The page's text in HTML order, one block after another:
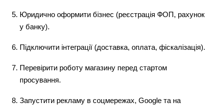
Юридично оформити бізнес (реєстрація ФОП, рахунок
у банку).
Підключити інтеграції (доставка, оплата, фіскалізація).
Перевірити роботу магазину перед стартом
просування.
Запустити рекламу в соцмережах, Google та на